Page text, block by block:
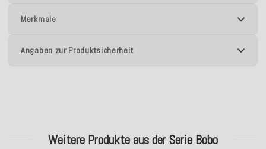
Merkmale
Angaben zur Produktsicherheit
Weitere Produkte aus der Serie Bobo